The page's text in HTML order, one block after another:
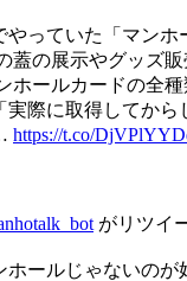
やっていた「マンホ
蓋の展示やグッズ
ホールカードの全種
実際に取得してから
https://t.co/
がリツイ
ホールじゃないのが